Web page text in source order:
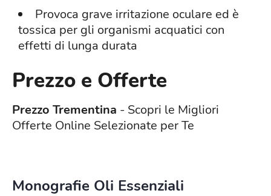
Provoca grave irritazione oculare ed è
tossica per gli organismi acquatici con
effetti di lunga durata
Prezzo e Offerte
Prezzo Trementina - Scopri le Migliori
Offerte Online Selezionate per Te
Monografie Oli Essenziali